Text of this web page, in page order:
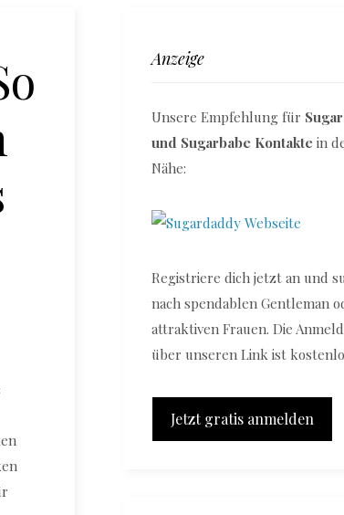
Anzeige
Unsere Empfehlung für
und Sugarbabe Kontakte in
Nähe:
Registriere dich jetzt an und
nach spendablen Gentleman
attraktiven Frauen. Die
über unseren Link ist
Jetzt gratis anmelden